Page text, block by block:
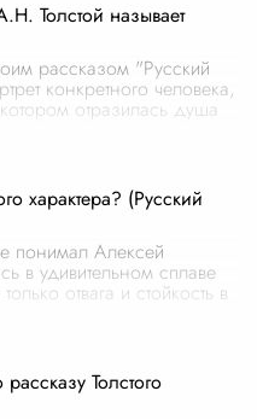
Толстой называет
рассказом "Русский
конкретного человека,
отразилась душа
характера? (Русский
понимал Алексей
в удивительном сплаве
отвага и стойкость в
Толстого